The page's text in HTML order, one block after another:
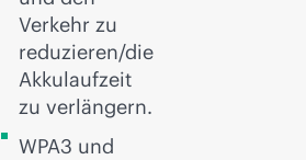
Verkehr zu
reduzieren/die
Akkulaufzeit
zu verlängern.
WPA3 und